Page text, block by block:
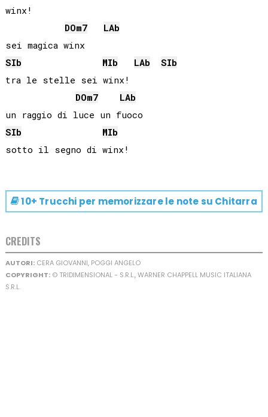
winx!
DOm7
LAb
SIb
MIb LAb
SIb
tra le stelle sei winx!
DOm7
LAb
SIb
MIb
10+ Trucchi per memorizzare le note su Chitarra
CREDITS
AUTORI:CERA GIOVANNI, POGGI ANGELO
COPYRIGHT:© TRIDIMENSIONAL - S.R.L., WARNER CHAPPELL MUSIC ITALIANA
S.R.L.